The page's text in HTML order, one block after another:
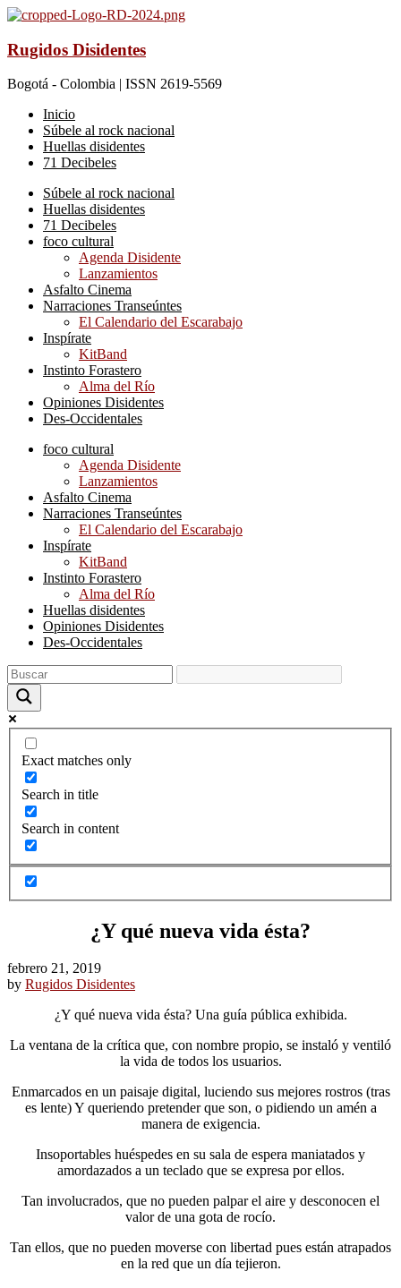
Rugidos Disidentes
Bogotá - Colombia | ISSN 2619-5569
Inicio
Súbele al rock nacional
Huellas disidentes
71 Decibeles
Súbele al rock nacional
Huellas disidentes
71 Decibeles
foco cultural
Agenda Disidente
Lanzamientos
Asfalto Cinema
Narraciones Transeúntes
El Calendario del Escarabajo
Inspírate
KitBand
Instinto Forastero
Alma del Río
Opiniones Disidentes
Des-Occidentales
foco cultural
Agenda Disidente
Lanzamientos
Asfalto Cinema
Narraciones Transeúntes
El Calendario del Escarabajo
Inspírate
KitBand
Instinto Forastero
Alma del Río
Huellas disidentes
Opiniones Disidentes
Des-Occidentales
Exact matches only
Search in title
Search in content
¿Y qué nueva vida ésta?
febrero 21, 2019
by Rugidos Disidentes
¿Y qué nueva vida ésta? Una guía pública exhibida.
La ventana de la crítica que, con nombre propio, se instaló y ventiló
la vida de todos los usuarios.
Enmarcados en un paisaje digital, luciendo sus mejores rostros (tras
es lente) Y queriendo pretender que son, o pidiendo un amén a
manera de exigencia.
Insoportables huéspedes en su sala de espera maniatados y
amordazados a un teclado que se expresa por ellos.
Tan involucrados, que no pueden palpar el aire y desconocen el
valor de una gota de rocío.
Tan ellos, que no pueden moverse con libertad pues están atrapados
en la red que un día tejieron.